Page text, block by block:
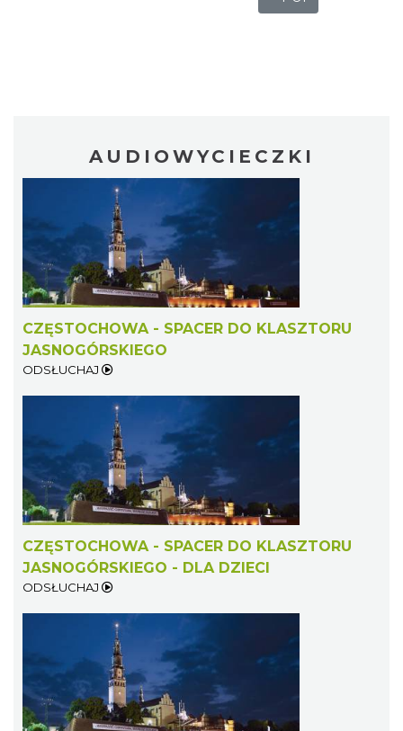
AUDIOWYCIECZKI
CZĘSTOCHOWA - SPACER DO KLASZTORU
JASNOGÓRSKIEGO
ODSŁUCHAJ
CZĘSTOCHOWA - SPACER DO KLASZTORU
JASNOGÓRSKIEGO - DLA DZIECI
ODSŁUCHAJ